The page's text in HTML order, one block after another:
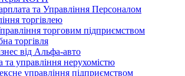
та Управління Персоналом
торгівлею
торговим підприємством
торгівля
від Альфа-авто
та управління нерухомістю
управління підприємством